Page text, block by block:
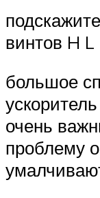
винтов H L
большое
очень
проблему